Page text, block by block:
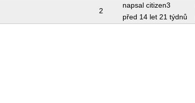
2
napsal citizen3
před 14 let 21 týdnů